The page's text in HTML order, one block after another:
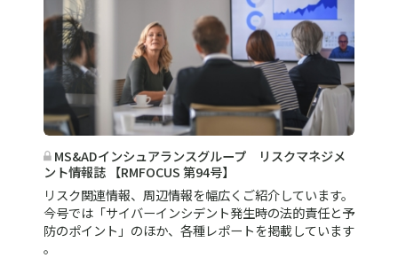
MS&ADインシュアランスグループ リスクマネジメ
ント情報誌 【RMFOCUS 第94号】
リスク関連情報、周辺情報を幅広くご紹介しています。
今号では「サイバーインシデント発生時の法的責任と予
防のポイント」のほか、各種レポートを掲載しています
。